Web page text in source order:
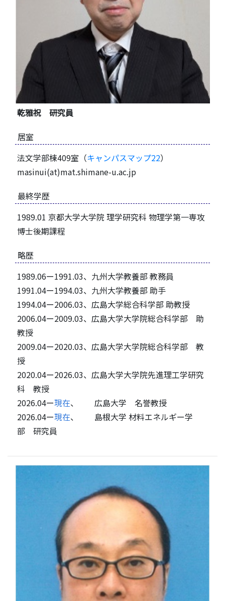
乾雅祝 研究員
居室
法文学部棟409室（キャンパスマップ22）
masinui(at)mat.shimane-u.ac.jp
最終学歴
1989.01 京都大学大学院 理学研究科 物理学第一専攻
博士後期課程
略歴
1989.06ー1991.03、九州大学教養部 教務員
1991.04ー1994.03、九州大学教養部 助手
1994.04ー2006.03、広島大学総合科学部 助教授
2006.04ー2009.03、広島大学大学院総合科学部 助
教授
2009.04ー2020.03、広島大学大学院総合科学部 教
授
2020.04ー2026.03、広島大学大学院先進理工学研究
科 教授
2026.04ー現在、 広島大学 名誉教授
2026.04ー現在、 島根大学 材料エネルギー学
部 研究員